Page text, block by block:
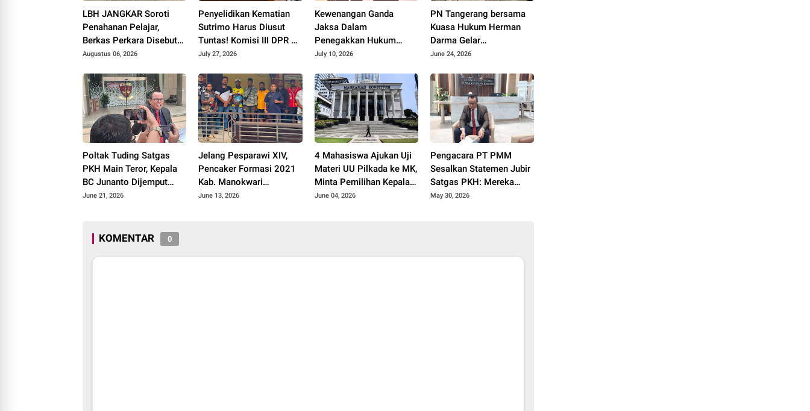
LBH JANGKAR Soroti
Penahanan Pelajar,
Berkas Perkara Disebut
Telah Dicabut
Augustus 06, 2026
Penyelidikan Kematian
Sutrimo Harus Diusut
Tuntas! Komisi III DPR RI
Desak Polda Metro Jaya
Hukum
July 27, 2026
Kewenangan Ganda
Jaksa Dalam
Penegakkan Hukum
Tindak Pidana Korupsi
July 10, 2026
PN Tangerang bersama
Kuasa Hukum Herman
Darma Gelar
Constatering Jelang
Pamulang
June 24, 2026
Poltak Tuding Satgas
PKH Main Teror, Kepala
BC Junanto Dijemput
Paksa Tanpa Surat
June 21, 2026
Jelang Pesparawi XIV,
Pencaker Formasi 2021
Kab. Manokwari
Dihimbau Jaga
June 13, 2026
4 Mahasiswa Ajukan Uji
Materi UU Pilkada ke MK,
Minta Pemilihan Kepala
Daerah Tetap Dilakukan
June 04, 2026
Pengacara PT PMM
Sesalkan Statemen Jubir
Satgas PKH: Mereka
Melanggar Aturan Malah
May 30, 2026
KOMENTAR 0